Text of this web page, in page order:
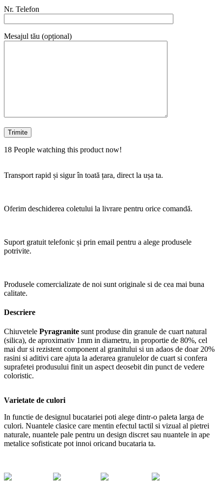
Nr. Telefon
Mesajul tău (opțional)
18 People watching this product now!
Transport rapid și sigur în toată țara, direct la ușa ta.
Oferim deschiderea coletului la livrare pentru orice comandă.
Suport gratuit telefonic și prin email pentru a alege produsele
potrivite.
Produsele comercializate de noi sunt originale si de cea mai buna
calitate.
Descriere
Chiuvetele Pyragranite sunt produse din granule de cuart natural
(silica), de aproximativ 1mm in diametru, in proportie de 80%, cel
mai dur si rezistent component al granitului si un adaos de doar 20%
rasini si aditivi care ajuta la aderarea granulelor de cuart si confera
suprafetei produsului finit un aspect deosebit din punct de vedere
coloristic.
Varietate de culori
In functie de designul bucatariei poti alege dintr-o paleta larga de
culori. Nuantele clasice care mentin efectul tactil si vizual al pietrei
naturale, nuantele pale pentru un design discret sau nuantele in ape
metalice sofisticate pot innoi oricand bucataria ta.